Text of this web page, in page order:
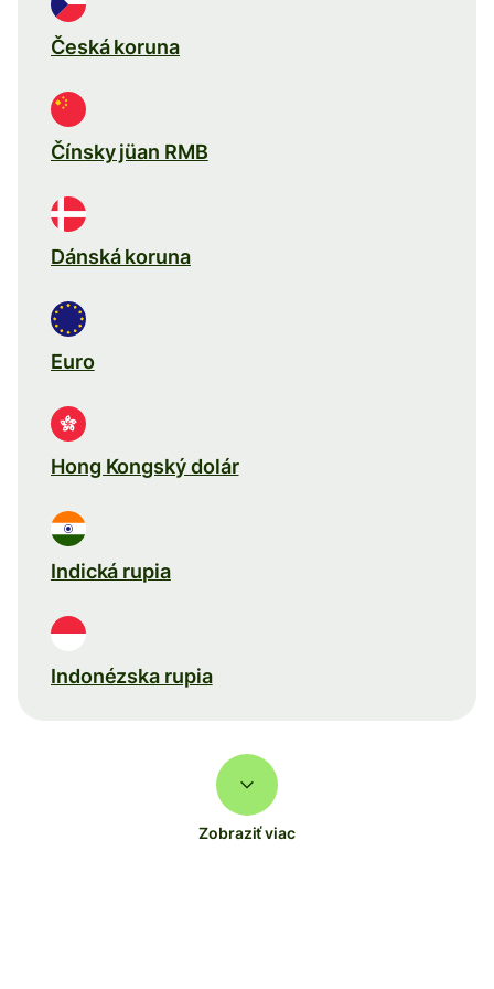
Česká koruna
Čínsky jüan RMB
Dánská koruna
Euro
Hong Kongský dolár
Indická rupia
Indonézska rupia
Zobraziť viac